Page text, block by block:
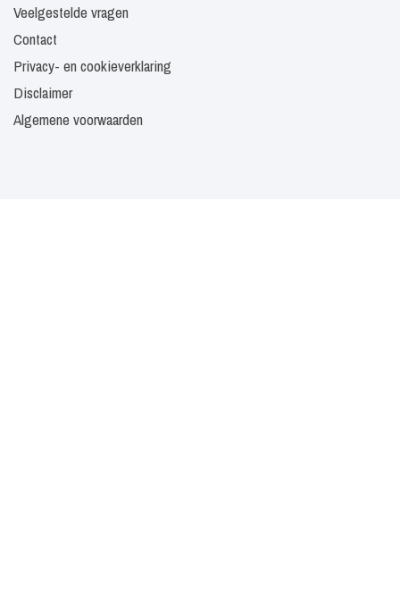
Veelgestelde vragen
Contact
Privacy- en cookieverklaring
Disclaimer
Algemene voorwaarden